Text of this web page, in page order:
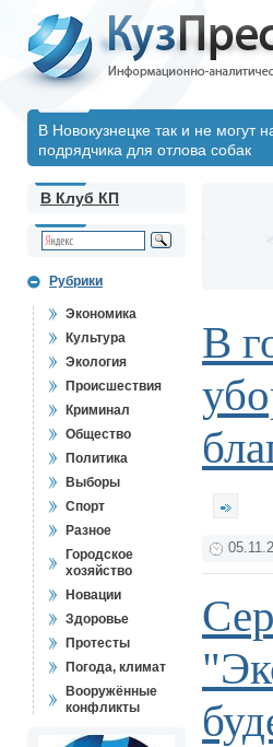
В Новокузнецке так и не могут
подрядчика для отлова собак
В Клуб КП
Рубрики
Экономика
Культура
Экология
Происшествия
Криминал
Общество
Политика
Выборы
Спорт
Разное
Городское
хозяйство
Новации
Здоровье
Протесты
Погода, климат
Вооружённые
конфликты
В